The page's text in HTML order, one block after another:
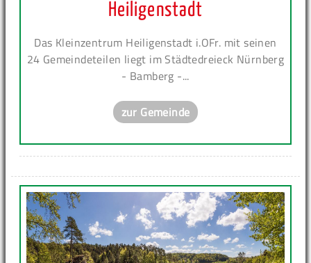
Heiligenstadt
Das Kleinzentrum Heiligenstadt i.OFr. mit seinen
24 Gemeindeteilen liegt im Städtedreieck Nürnberg
- Bamberg -...
zur Gemeinde